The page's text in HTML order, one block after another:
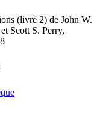
(livre 2) de John W.
Scott S. Perry,